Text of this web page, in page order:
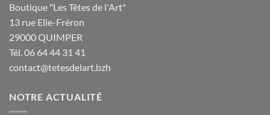
Boutique "Les Têtes de l'Art"
13 rue Elie-Fréron
29000 QUIMPER
Tél. 06 64 44 31 41
contact@tetesdelart.bzh
NOTRE ACTUALITÉ